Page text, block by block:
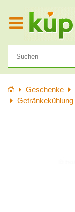
StartseiteGeschenke
Getränkekühlung